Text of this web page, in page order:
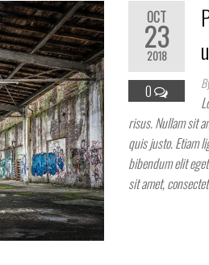
OCT
23
2018
0
risus. Nullam sit
quis justo. Etiam
bibendum elit
sit amet,